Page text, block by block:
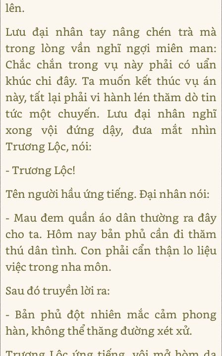
lên.
Lưu đại nhân tay nâng chén trà mà
trong lòng vần nghĩ ngợi miên man:
Chắc chắn trong vụ này phải có uẩn
khúc chi đây. Ta muốn kết thúc vụ án
này, tất lại phải vi hành lén thăm dò tin
tức một chuyến. Lưu đại nhân nghĩ
xong vội đứng dậy, đưa mắt nhìn
Trương Lộc, nói:
- Trương Lộc!
Tên người hầu ứng tiếng. Đại nhân nói:
- Mau đem quần áo dân thường ra đây
cho ta. Hôm nay bản phủ cần đi thăm
thú dân tình. Con phải cẩn thận lo liệu
việc trong nha môn.
Sau đó truyền lời ra:
- Bản phủ đột nhiên mắc cảm phong
hàn, không thể thăng đường xét xử.